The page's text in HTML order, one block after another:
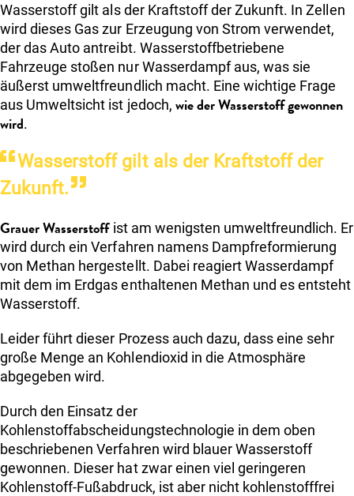
Wasserstoff gilt als der Kraftstoff der Zukunft. In Zellen
wird dieses Gas zur Erzeugung von Strom verwendet,
der das Auto antreibt. Wasserstoffbetriebene
Fahrzeuge stoßen nur Wasserdampf aus, was sie
äußerst umweltfreundlich macht. Eine wichtige Frage
aus Umweltsicht ist jedoch, wie der Wasserstoff gewonnen
wird.
Wasserstoff gilt als der Kraftstoff der
Zukunft.
Grauer Wasserstoffist am wenigsten umweltfreundlich. Er
wird durch ein Verfahren namens Dampfreformierung
von Methan hergestellt. Dabei reagiert Wasserdampf
mit dem im Erdgas enthaltenen Methan und es entsteht
Wasserstoff.
Leider führt dieser Prozess auch dazu, dass eine sehr
große Menge an Kohlendioxid in die Atmosphäre
abgegeben wird.
Durch den Einsatz der
Kohlenstoffabscheidungstechnologie in dem oben
beschriebenen Verfahren wird blauer Wasserstoff
gewonnen. Dieser hat zwar einen viel geringeren
Kohlenstoff-Fußabdruck, ist aber nicht kohlenstofffrei